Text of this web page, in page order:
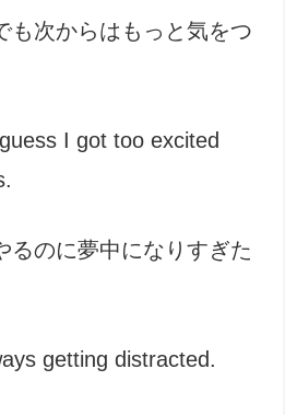
も次からはもっと気をつ
I got too excited
るのに夢中になりすぎた
getting distracted.